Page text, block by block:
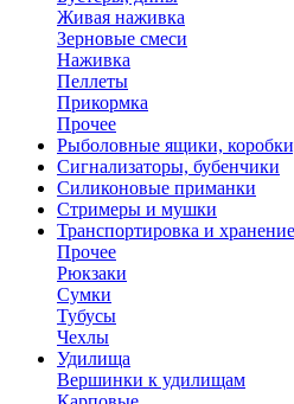
Живая наживка
Зерновые смеси
Наживка
Пеллеты
Прикормка
Прочее
Рыболовные ящики,
Сигнализаторы, бубенчики
Силиконовые приманки
Стримеры и мушки
Транспортировка и хранение
Прочее
Рюкзаки
Сумки
Тубусы
Чехлы
Удилища
Вершинки к удилищам